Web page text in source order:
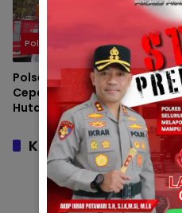
Polsek
Polsek Padaherang Gerak
Cepat Tangani Kebakaran
Hutan di Desa Sukanagara
Komentar